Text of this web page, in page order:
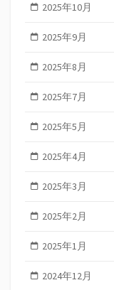
2025年10月
2025年9月
2025年8月
2025年7月
2025年5月
2025年4月
2025年3月
2025年2月
2025年1月
2024年12月